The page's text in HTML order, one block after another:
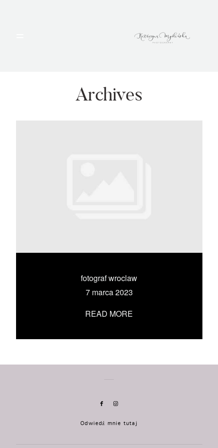
Archives
fotograf wroclaw
7 marca 2023
READ MORE
PORTFOLIO
UMÓW SIĘ ZE MNĄ →
Odwiedź mnie tutaj